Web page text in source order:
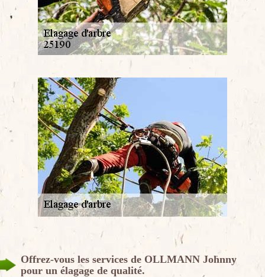
Offrez-vous les services de OLLMANN Johnny
pour un élagage de qualité.